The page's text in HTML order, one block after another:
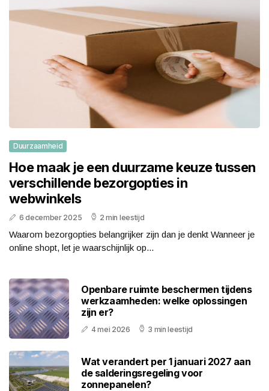
Duurzaamheid
Hoe maak je een duurzame keuze tussen
verschillende bezorgopties in
webwinkels
6 december 2025 2 min leestijd
Waarom bezorgopties belangrijker zijn dan je denkt Wanneer je
online shopt, let je waarschijnlijk op...
Openbare ruimte beschermen tijdens
werkzaamheden: welke oplossingen
zijn er?
4 mei 2026 3 min leestijd
Wat verandert per 1 januari 2027 aan
de salderingsregeling voor
zonnepanelen?